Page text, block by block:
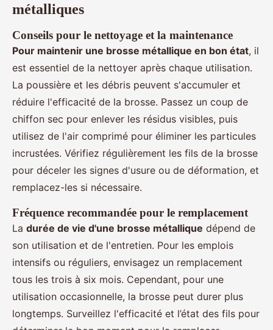
métalliques
Conseils pour le nettoyage et la maintenance
Pour maintenir une brosse métallique en bon état, il
est essentiel de la nettoyer après chaque utilisation.
La poussière et les débris peuvent s'accumuler et
réduire l'efficacité de la brosse. Passez un coup de
chiffon sec pour enlever les résidus visibles, puis
utilisez de l'air comprimé pour éliminer les particules
incrustées. Vérifiez régulièrement les fils de la brosse
pour déceler les signes d'usure ou de déformation, et
remplacez-les si nécessaire.
Fréquence recommandée pour le remplacement
La durée de vie d'une brosse métallique dépend de
son utilisation et de l'entretien. Pour les emplois
intensifs ou réguliers, envisagez un remplacement
tous les trois à six mois. Cependant, pour une
utilisation occasionnelle, la brosse peut durer plus
longtemps. Surveillez l'efficacité et l’état des fils pour